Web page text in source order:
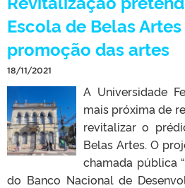
Escola de Belas
promoção das artes
18/11/2021
A Universidade
mais próxima de
revitalizar o
Belas Artes. O
chamada pública
do Banco Nacional de